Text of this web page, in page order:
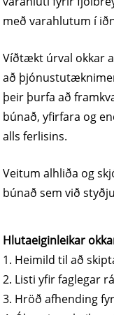
með varahlutum í
Víðtækt úrval okkar
að
þeir þurfa að
búnað, yfirfara og
alls ferlisins.
Veitum alhliða og
búnað sem við
Hlutaeiginleikar
1. Heimild til að
2. Listi yfir faglegar
3. Hröð afhending